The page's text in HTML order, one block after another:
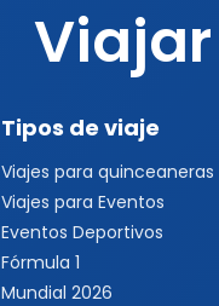
Tipos de viaje
Viajes para quinceaneras
Viajes para Eventos
Eventos Deportivos
Fórmula 1
Mundial 2026